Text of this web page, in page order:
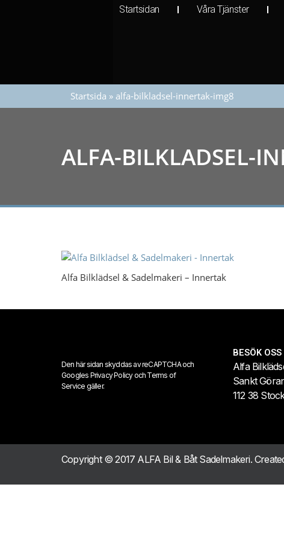
Startsidan Våra Tjänster
Startsida » alfa-bilkladsel-innertak-img8
ALFA-BILKLADSEL-
Alfa Bilklädsel & Sadelmakeri – Innertak
Den här sidan skyddas av reCAPTCHA och
Googles Privacy Policyoch Terms of
Service gäller.
BESÖK OSS
Alfa
Sankt
112 38
Copyright © 2017 ALFA Bil & Båt Sadelmakeri.